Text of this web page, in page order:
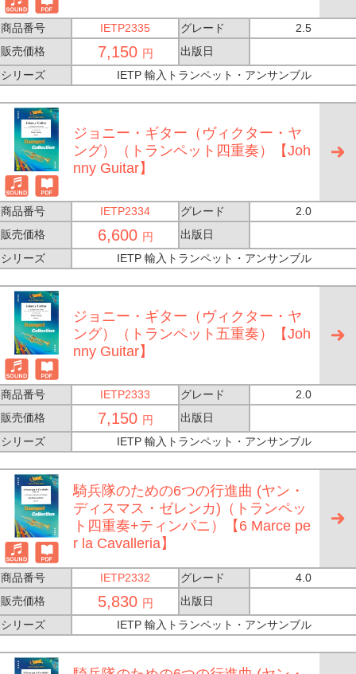
商品番号 IETP2335 グレード
2.5
販売価格
7,150 円
出版日
シリーズ
IETP 輸入トランペット・アンサンブル
ジョニー・ギター（ヴィクター・ヤ
ング）（トランペット四重奏）【Joh
nny Guitar】
商品番号 IETP2334 グレード
2.0
販売価格
6,600 円
出版日
シリーズ
IETP 輸入トランペット・アンサンブル
ジョニー・ギター（ヴィクター・ヤ
ング）（トランペット五重奏）【Joh
nny Guitar】
商品番号 IETP2333 グレード
2.0
販売価格
7,150 円
出版日
シリーズ
IETP 輸入トランペット・アンサンブル
騎兵隊のための6つの行進曲 (ヤン・
ディスマス・ゼレンカ)（トランペッ
ト四重奏+ティンパニ）【6 Marce pe
r la Cavalleria】
商品番号 IETP2332 グレード
4.0
販売価格
5,830 円
出版日
シリーズ
IETP 輸入トランペット・アンサンブル